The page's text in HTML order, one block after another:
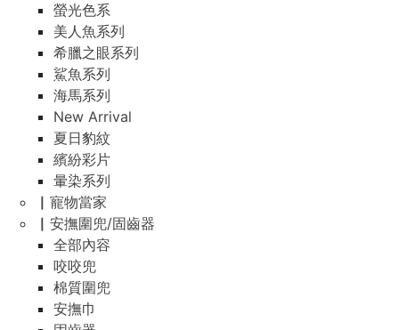
螢光色系
美人魚系列
希臘之眼系列
鯊魚系列
海馬系列
New Arrival
夏日豹紋
繽紛彩片
暈染系列
▏寵物當家
▏安撫圍兜/固齒器
全部內容
咬咬兜
棉質圍兜
安撫巾